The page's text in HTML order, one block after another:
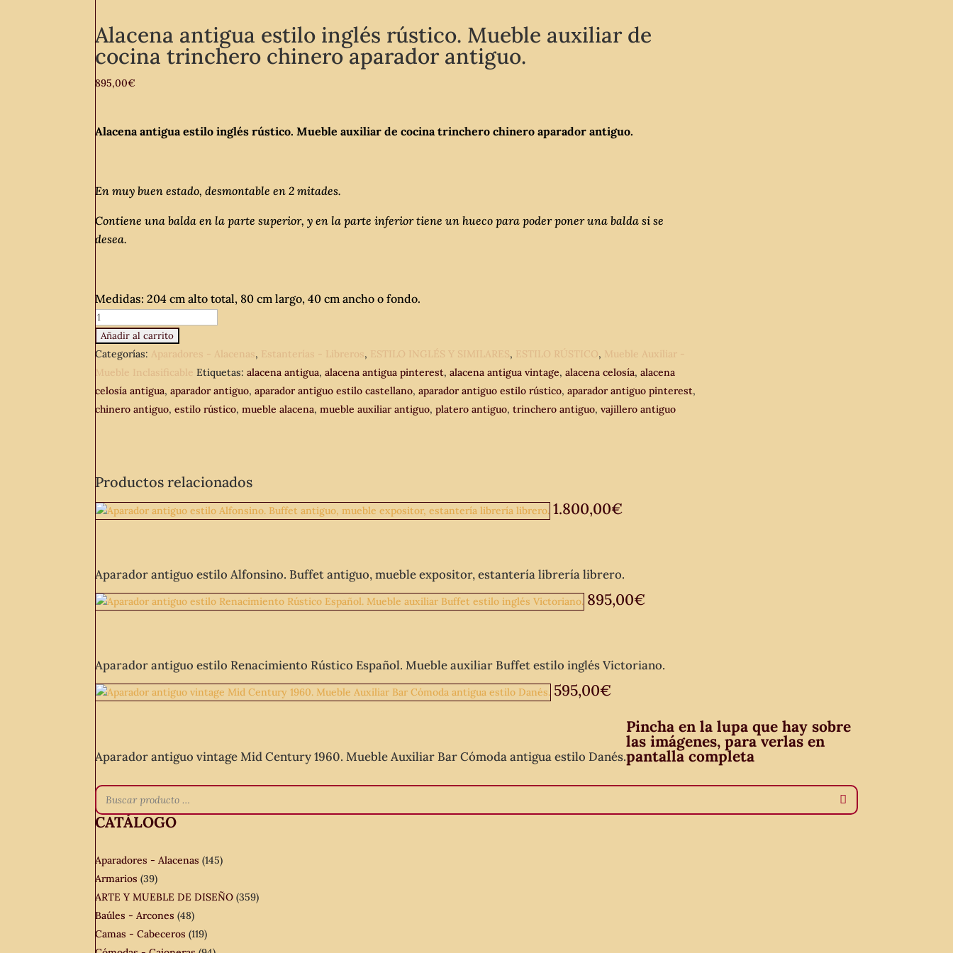
Alacena antigua estilo inglés rústico. Mueble auxiliar de
cocina trinchero chinero aparador antiguo.
895,00€
Alacena antigua estilo inglés rústico. Mueble auxiliar de cocina trinchero chinero aparador antiguo.
En muy buen estado, desmontable en 2 mitades.
Contiene una balda en la parte superior, y en la parte inferior tiene un hueco para poder poner una balda si se
desea.
Medidas: 204 cm alto total, 80 cm largo, 40 cm ancho o fondo.
Alacena
antigua
estilo
inglés
rústico.
Mueble
trinchero
chinero
aparador
Añadir al carrito
Categorías: Aparadores - Alacenas, Estanterías - Libreros, ESTILO INGLÉS Y SIMILARES, ESTILO RÚSTICO, Mueble Auxiliar -
Mueble Inclasificable Etiquetas:alacena antigua,alacena antigua pinterest,alacena antigua vintage,alacena celosía,alacena
celosía antigua,aparador antiguo,aparador antiguo estilo castellano,aparador antiguo estilo rústico,aparador antiguo pinterest,
chinero antiguo,estilo rústico,mueble alacena,mueble auxiliar antiguo,platero antiguo,trinchero antiguo,vajillero antiguo
Productos relacionados
Aparador antiguo estilo Alfonsino. Buffet antiguo, mueble expositor, estantería librería librero.
1.800,00€
Aparador antiguo estilo Renacimiento Rústico Español. Mueble auxiliar Buffet estilo inglés Victoriano.
895,00€
Aparador antiguo vintage Mid Century 1960. Mueble Auxiliar Bar Cómoda antigua estilo Danés.
595,00€
Pincha en la lupa que hay sobre
las imágenes, para verlas en
pantalla completa
CATÁLOGO
Aparadores - Alacenas (145)
Armarios (39)
ARTE Y MUEBLE DE DISEÑO (359)
Baúles - Arcones (48)
Camas - Cabeceros (119)